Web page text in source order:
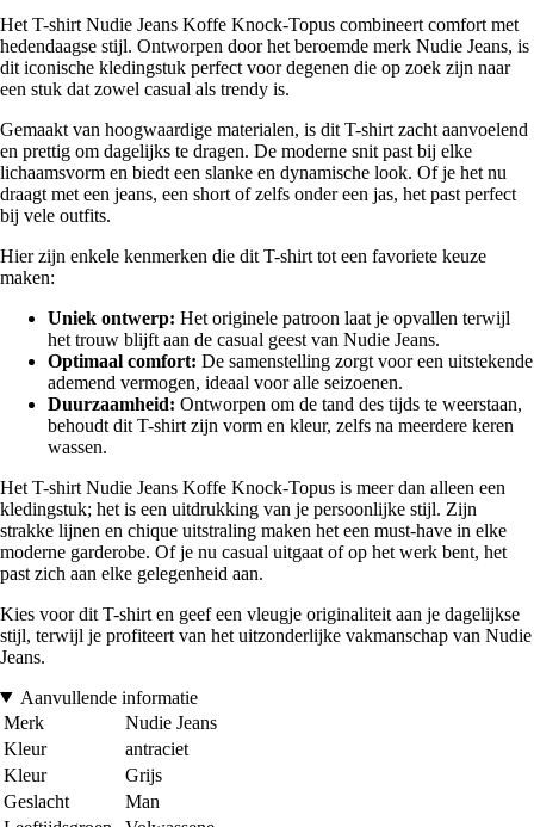
Het T-shirt Nudie Jeans Koffe Knock-Topus combineert comfort met
hedendaagse stijl. Ontworpen door het beroemde merk Nudie Jeans, is
dit iconische kledingstuk perfect voor degenen die op zoek zijn naar
een stuk dat zowel casual als trendy is.
Gemaakt van hoogwaardige materialen, is dit T-shirt zacht aanvoelend
en prettig om dagelijks te dragen. De moderne snit past bij elke
lichaamsvorm en biedt een slanke en dynamische look. Of je het nu
draagt met een jeans, een short of zelfs onder een jas, het past perfect
bij vele outfits.
Hier zijn enkele kenmerken die dit T-shirt tot een favoriete keuze
maken:
Uniek ontwerp: Het originele patroon laat je opvallen terwijl
het trouw blijft aan de casual geest van Nudie Jeans.
Optimaal comfort: De samenstelling zorgt voor een uitstekende
ademend vermogen, ideaal voor alle seizoenen.
Duurzaamheid: Ontworpen om de tand des tijds te weerstaan,
behoudt dit T-shirt zijn vorm en kleur, zelfs na meerdere keren
wassen.
Het T-shirt Nudie Jeans Koffe Knock-Topus is meer dan alleen een
kledingstuk; het is een uitdrukking van je persoonlijke stijl. Zijn
strakke lijnen en chique uitstraling maken het een must-have in elke
moderne garderobe. Of je nu casual uitgaat of op het werk bent, het
past zich aan elke gelegenheid aan.
Kies voor dit T-shirt en geef een vleugje originaliteit aan je dagelijkse
stijl, terwijl je profiteert van het uitzonderlijke vakmanschap van Nudie
Jeans.
Aanvullende informatie
Merk
Nudie Jeans
Kleur
antraciet
Kleur
Grijs
Geslacht
Man